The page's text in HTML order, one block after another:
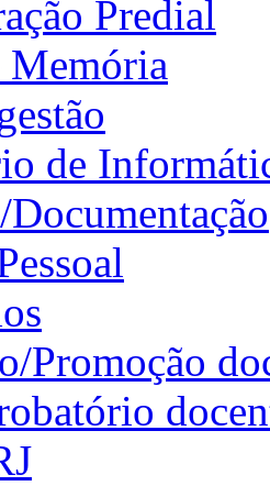
Predial
Memória
de
Promoção